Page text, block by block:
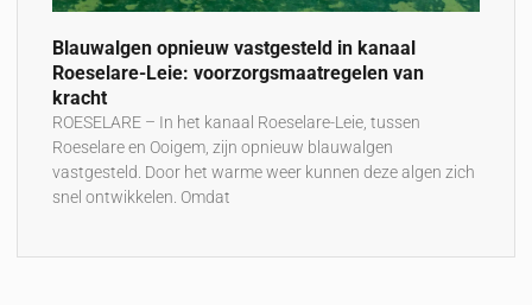
Blauwalgen opnieuw vastgesteld in kanaal
Roeselare-Leie: voorzorgsmaatregelen van
kracht
ROESELARE – In het kanaal Roeselare-Leie, tussen
Roeselare en Ooigem, zijn opnieuw blauwalgen
vastgesteld. Door het warme weer kunnen deze algen zich
snel ontwikkelen. Omdat